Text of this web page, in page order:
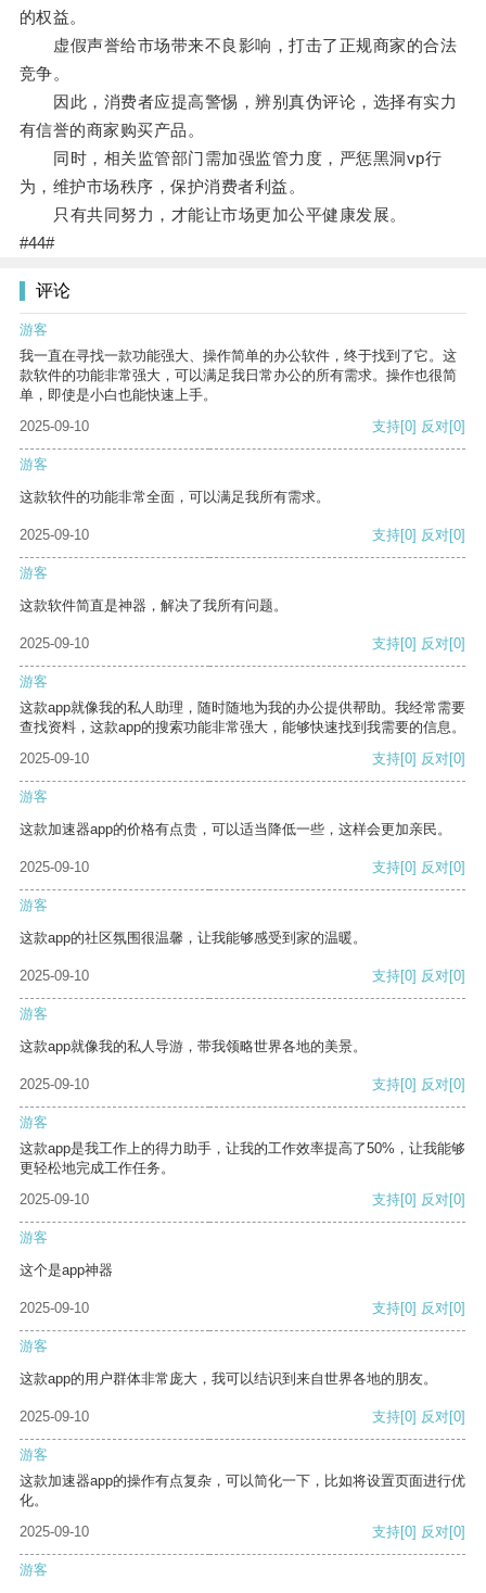
的权益。
虚假声誉给市场带来不良影响，打击了正规商家的合法
竞争。
因此，消费者应提高警惕，辨别真伪评论，选择有实力
有信誉的商家购买产品。
同时，相关监管部门需加强监管力度，严惩黑洞vp行
为，维护市场秩序，保护消费者利益。
只有共同努力，才能让市场更加公平健康发展。
#44#
评论
游客
我一直在寻找一款功能强大、操作简单的办公软件，终于找到了它。这
款软件的功能非常强大，可以满足我日常办公的所有需求。操作也很简
单，即使是小白也能快速上手。
2025-09-10
支持[0] 反对[0]
游客
这款软件的功能非常全面，可以满足我所有需求。
2025-09-10 支持[0] 反对[0]
游客
这款软件简直是神器，解决了我所有问题。
2025-09-10 支持[0] 反对[0]
游客
这款app就像我的私人助理，随时随地为我的办公提供帮助。我经常需要
查找资料，这款app的搜索功能非常强大，能够快速找到我需要的信息。
2025-09-10
支持[0] 反对[0]
游客
这款加速器app的价格有点贵，可以适当降低一些，这样会更加亲民。
2025-09-10 支持[0] 反对[0]
游客
这款app的社区氛围很温馨，让我能够感受到家的温暖。
2025-09-10 支持[0] 反对[0]
游客
这款app就像我的私人导游，带我领略世界各地的美景。
2025-09-10 支持[0] 反对[0]
游客
这款app是我工作上的得力助手，让我的工作效率提高了50%，让我能够
更轻松地完成工作任务。
2025-09-10
支持[0] 反对[0]
游客
这个是app神器
2025-09-10 支持[0] 反对[0]
游客
这款app的用户群体非常庞大，我可以结识到来自世界各地的朋友。
2025-09-10 支持[0] 反对[0]
游客
这款加速器app的操作有点复杂，可以简化一下，比如将设置页面进行优
化。
2025-09-10
支持[0] 反对[0]
游客